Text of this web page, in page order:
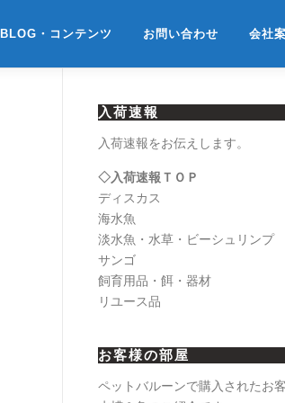
BLOG・コンテンツ お問い合わせ 会社
入荷速報
入荷速報をお伝えします。
◇入荷速報ＴＯＰ
ディスカス
海水魚
淡水魚・水草・ビーシュリンプ
サンゴ
飼育用品・餌・器材
リユース品
お客様の部屋
ペットバルーンで購入されたお